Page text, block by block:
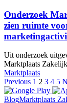
Onderzoek
zien ruimte
Uit onderzoek
Marktplaats
Marktplaats
Previous 1 2 3 4 5
BlogMarktplaats